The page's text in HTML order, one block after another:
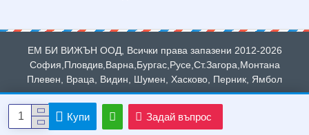
Купи Задай въпрос
ЕМ БИ ВИЖЪН ООД, Всички права запазени 2012-2026
София,Пловдив,Варна,Бургас,Русе,Ст.Загора,Монтана
Плевен, Враца, Видин, Шумен, Хасково, Перник, Ямбол